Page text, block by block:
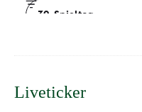
Liveticker